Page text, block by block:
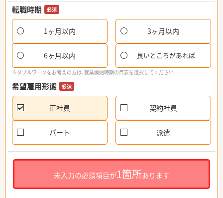
転職時期 必須
1ヶ月以内 3ヶ月以内
6ヶ月以内 良いところがあれば
※ダブルワークをお考えの方は、就業開始時期の目安を選択してください
希望雇用形態 必須
正社員 契約社員
パート 派遣
未入力の必須項目が1箇所あります